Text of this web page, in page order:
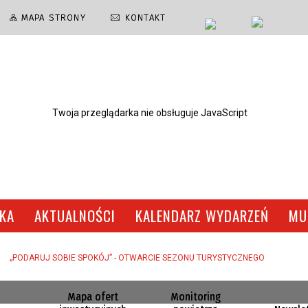
MAPA STRONY KONTAKT
Twoja przeglądarka nie obsługuje JavaScript
RADA MIEJSKA DLA PRZEDSIĘBIORCY
ODPADY KOMUNALNE MŁODZIEŻOWA RADA
AKTUALNOŚCI KALENDARZ WYDARZEŃ
FILMY RECYKLERSI - SERIAL
DOM KULTURY MUZEUM
„PODARUJ SOBIE SPOKÓJ” - OTWARCIE SEZONU TURYSTYCZNEGO
Mapa ofert
Monitoring